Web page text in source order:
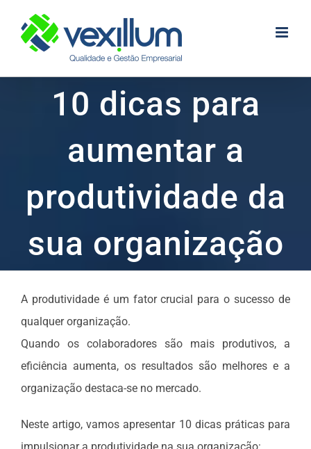
content
10 dicas para
aumentar a
produtividade da
sua organização
A produtividade é um fator crucial para o sucesso de
qualquer organização.
Quando os colaboradores são mais produtivos, a
eficiência aumenta, os resultados são melhores e a
organização destaca-se no mercado.
Neste artigo, vamos apresentar 10 dicas práticas para